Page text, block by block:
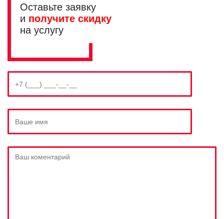
Оставьте заявку
и получите скидку
на услугу